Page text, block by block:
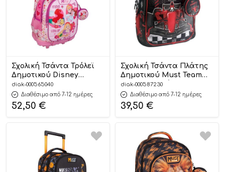
Σχολική Τσάντα Τρόλεϊ
Δημοτικού Disney
Princess Friends Light
Up My Life Must Team 3
Θήκες (34x20x44cm)
5205698751080
diak-000565040
Διαθέσιμο από 7-12 ημέρες
52,50 €
Σχολική Τσάντα Πλάτης
Δημοτικού Must Team
Formula 3 Θήκες
(32x18x43cm)
5205698807695
diak-000587230
Διαθέσιμο από 7-12 ημέρες
39,50 €